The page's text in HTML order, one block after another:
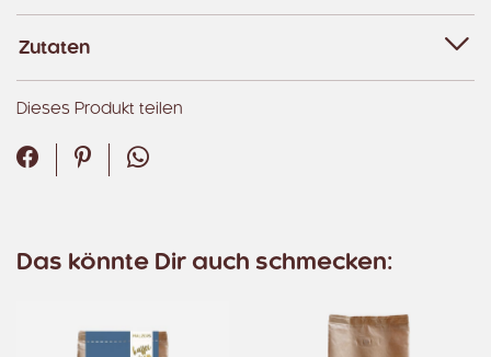
Zutaten
Dieses Produkt teilen
Facebook
PinterestWhatsApp
Das könnte Dir auch schmecken: